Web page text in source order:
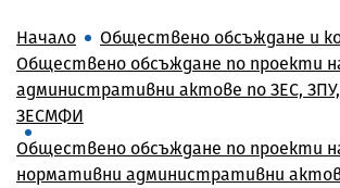
Начало
Обществено обсъждане и
Обществено обсъждане по проекти
административни актове по ЗЕС,
ЗЕСМФИ
Обществено обсъждане по проекти
нормативни административни